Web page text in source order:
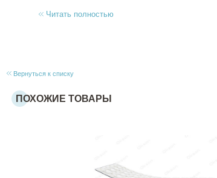
Читать полностью
Вернуться к списку
ПОХОЖИЕ ТОВАРЫ